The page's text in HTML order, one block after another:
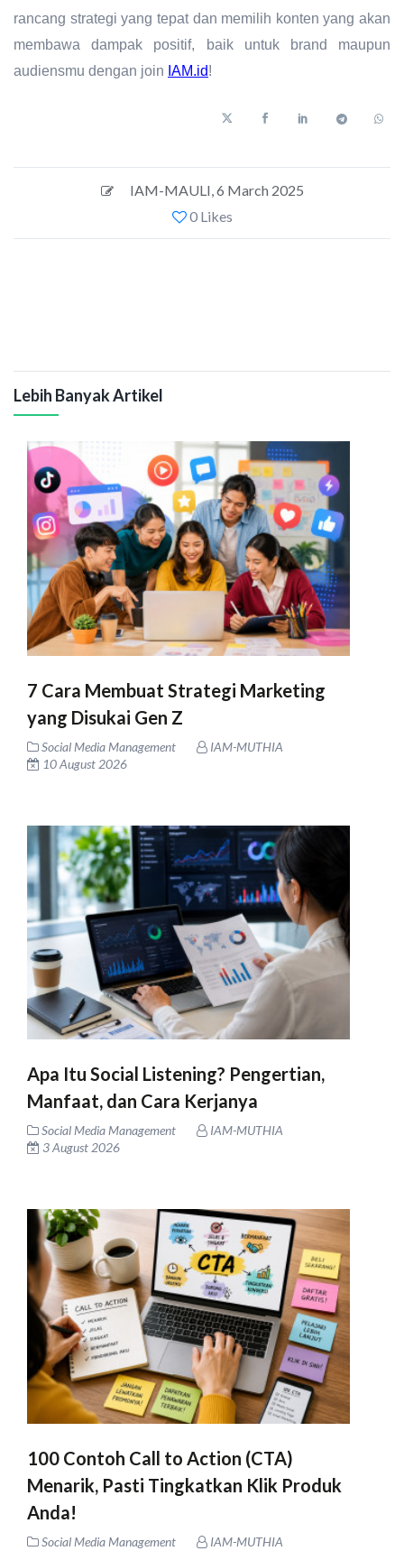
rancang strategi yang tepat dan memilih konten yang akan
membawa dampak positif, baik untuk brand maupun
audiensmu dengan join IAM.id!
IAM-MAULI 6 March 2025
0 Likes
Lebih Banyak Artikel
7 Cara Membuat Strategi Marketing
yang Disukai Gen Z
Social Media Management
IAM-MUTHIA
10 August 2026
Apa Itu Social Listening? Pengertian,
Manfaat, dan Cara Kerjanya
Social Media Management
IAM-MUTHIA
3 August 2026
100 Contoh Call to Action (CTA)
Menarik, Pasti Tingkatkan Klik Produk
Anda!
Social Media Management
IAM-MUTHIA